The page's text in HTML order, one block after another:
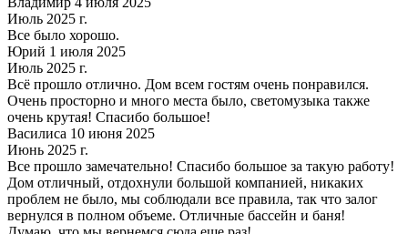
Июль 2025 г.
Все было хорошо.
Юрий 1 июля 2025
Июль 2025 г.
Всё прошло отлично. Дом всем гостям очень понравился.
Очень просторно и много места было, светомузыка также
очень крутая! Спасибо большое!
Василиса 10 июня 2025
Июнь 2025 г.
Все прошло замечательно! Спасибо большое за такую работу!
Дом отличный, отдохнули большой компанией, никаких
проблем не было, мы соблюдали все правила, так что залог
вернулся в полном объеме. Отличные бассейн и баня!